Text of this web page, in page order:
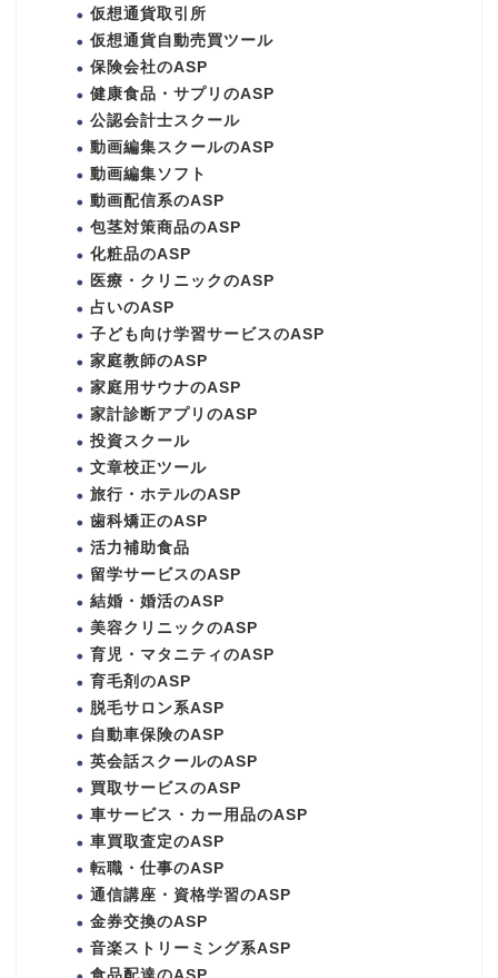
仮想通貨取引所
仮想通貨自動売買ツール
保険会社のASP
健康食品・サプリのASP
公認会計士スクール
動画編集スクールのASP
動画編集ソフト
動画配信系のASP
包茎対策商品のASP
化粧品のASP
医療・クリニックのASP
占いのASP
子ども向け学習サービスのASP
家庭教師のASP
家庭用サウナのASP
家計診断アプリのASP
投資スクール
文章校正ツール
旅行・ホテルのASP
歯科矯正のASP
活力補助食品
留学サービスのASP
結婚・婚活のASP
美容クリニックのASP
育児・マタニティのASP
育毛剤のASP
脱毛サロン系ASP
自動車保険のASP
英会話スクールのASP
買取サービスのASP
車サービス・カー用品のASP
車買取査定のASP
転職・仕事のASP
通信講座・資格学習のASP
金券交換のASP
音楽ストリーミング系ASP